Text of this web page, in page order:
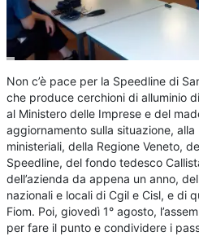
Non c’è pace per la Speedline di
che produce cerchioni di alluminio
al Ministero delle Imprese e del
aggiornamento sulla situazione,
ministeriali, della Regione Veneto,
Speedline, del fondo tedesco
dell’azienda da appena un anno,
nazionali e locali di Cgil e Cisl, e di
Fiom. Poi, giovedì 1° agosto,
per fare il punto e condividere i